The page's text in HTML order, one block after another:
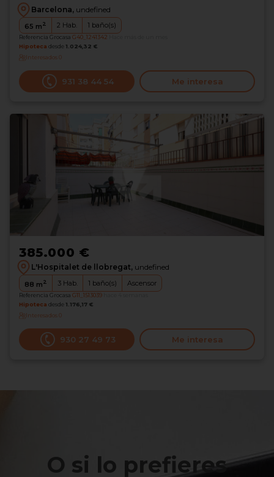
Barcelona, undefined
65 m2 2 Hab. 1 baño(s)
Referencia Grocasa G40_1241342
Hipoteca desde 1.024,32 €
Interesados0
931 38 44 54 Me interesa
385.000 €
L'Hospitalet de llobregat, undefined
88 m2 3 Hab. 1 baño(s) Ascensor
Referencia Grocasa G11_1513039
Hipoteca desde 1.176,17 €
Interesados0
930 27 49 73 Me interesa
O si lo prefieres